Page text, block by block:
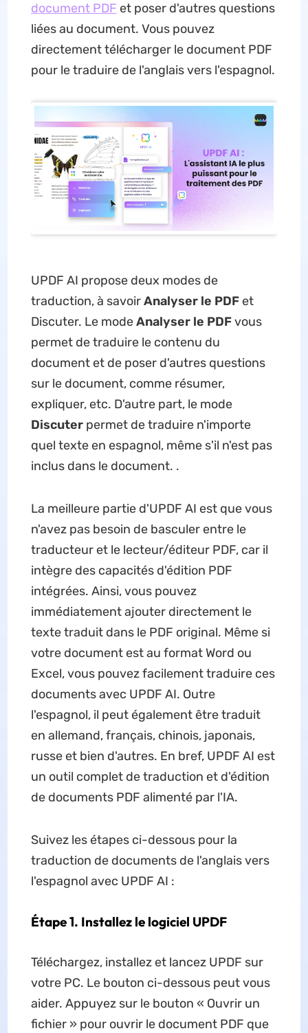
document PDF et poser d'autres questions
liées au document. Vous pouvez
directement télécharger le document PDF
pour le traduire de l'anglais vers l'espagnol.
UPDF AI propose deux modes de
traduction, à savoirAnalyser le PDFet
Discuter. Le modeAnalyser le PDFvous
permet de traduire le contenu du
document et de poser d'autres questions
sur le document, comme résumer,
expliquer, etc. D'autre part, le mode
Discuterpermet de traduire n'importe
quel texte en espagnol, même s'il n'est pas
inclus dans le document. .
La meilleure partie d'UPDF AI est que vous
n'avez pas besoin de basculer entre le
traducteur et le lecteur/éditeur PDF, car il
intègre des capacités d'édition PDF
intégrées. Ainsi, vous pouvez
immédiatement ajouter directement le
texte traduit dans le PDF original. Même si
votre document est au format Word ou
Excel, vous pouvez facilement traduire ces
documents avec UPDF AI. Outre
l'espagnol, il peut également être traduit
en allemand, français, chinois, japonais,
russe et bien d'autres. En bref, UPDF AI est
un outil complet de traduction et d'édition
de documents PDF alimenté par l'IA.
Suivez les étapes ci-dessous pour la
traduction de documents de l'anglais vers
l'espagnol avec UPDF AI :
Étape 1. Installez le logiciel UPDF
Téléchargez, installez et lancez UPDF sur
votre PC. Le bouton ci-dessous peut vous
aider. Appuyez sur le bouton « Ouvrir un
fichier » pour ouvrir le document PDF que